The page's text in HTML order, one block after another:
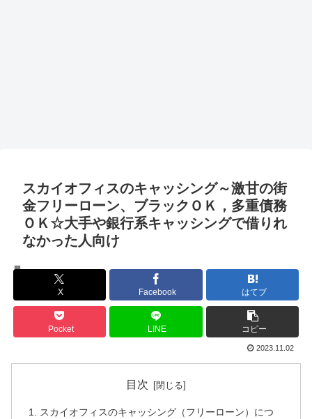
スカイオフィスのキャッシング～激甘の街
金フリーローン、ブラックＯＫ，多重債務
ＯＫ☆大手や銀行系キャッシングで借りれ
なかった人向け
楽勝キャッシング一覧
X Facebook はてブ
Pocket LINE コピー
2023.11.02
目次
スカイオフィスのキャッシング（フリーローン）につ